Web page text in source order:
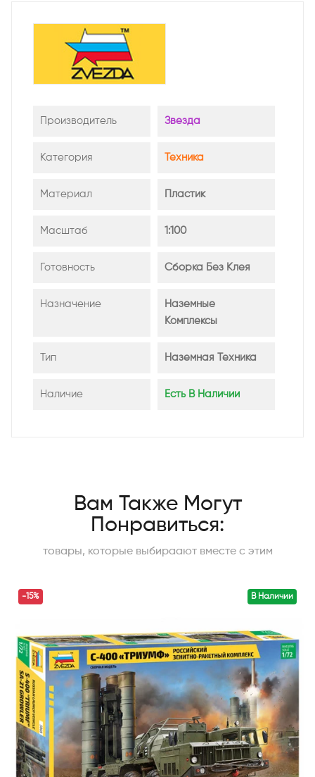
Производитель Звезда
Категория Техника
Материал Пластик
Масштаб 1:100
Готовность Сборка Без Клея
Назначение
Наземные
Комплексы
Тип Наземная Техника
Наличие Есть В Наличии
Вам Также Могут
Понравиться:
товары, которые выбираают вместе с этим
В Наличии
-15%